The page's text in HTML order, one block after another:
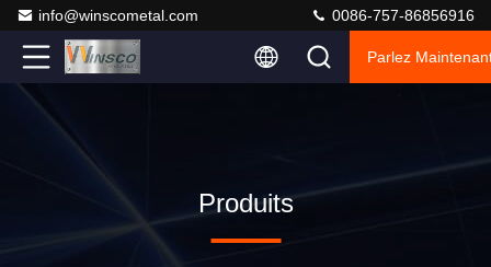
info@winscometal.com 0086-757-86856916
Parlez
Produits